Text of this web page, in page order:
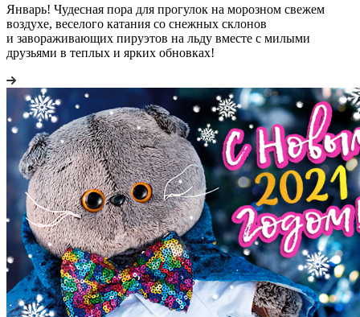
Январь! Чудесная пора для прогулок на морозном свежем
воздухе, веселого катания со снежных склонов
и завораживающих пируэтов на льду вместе с милыми
друзьями в теплых и ярких обновках!